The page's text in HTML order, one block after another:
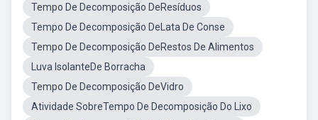
Tempo De Decomposição DeResíduos
Tempo De Decomposição DeLata De Conse
Tempo De Decomposição DeRestos De Alimentos
Luva IsolanteDe Borracha
Tempo De Decomposição DeVidro
Atividade SobreTempo De Decomposição Do Lixo